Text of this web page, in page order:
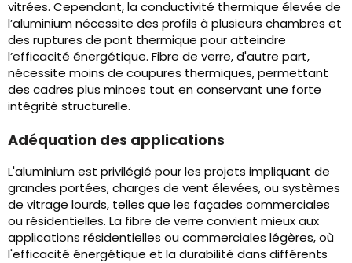
vitrées. Cependant, la conductivité thermique élevée de
l’aluminium nécessite des profils à plusieurs chambres et
des ruptures de pont thermique pour atteindre
l’efficacité énergétique. Fibre de verre, d'autre part,
nécessite moins de coupures thermiques, permettant
des cadres plus minces tout en conservant une forte
intégrité structurelle.
Adéquation des applications
L'aluminium est privilégié pour les projets impliquant de
grandes portées, charges de vent élevées, ou systèmes
de vitrage lourds, telles que les façades commerciales
ou résidentielles. La fibre de verre convient mieux aux
applications résidentielles ou commerciales légères, où
l'efficacité énergétique et la durabilité dans différents